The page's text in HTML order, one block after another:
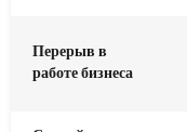
Перерыв в
работе бизнеса